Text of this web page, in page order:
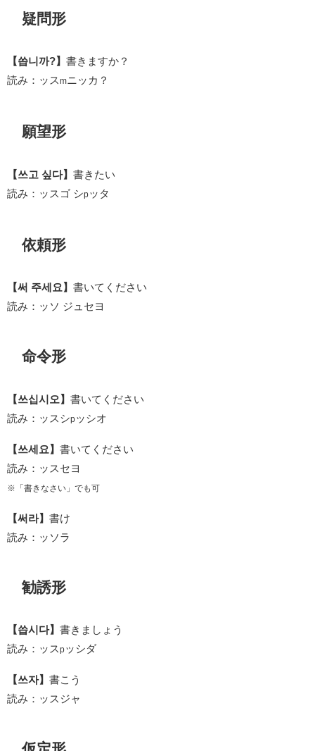
疑問形
【씁니까?】 書きますか？
読み：ッスmニッカ？
願望形
【쓰고 싶다】 書きたい
読み：ッスゴ シpッタ
依頼形
【써 주세요】 書いてください
読み：ッソ ジュセヨ
命令形
【쓰십시오】 書いてください
読み：ッスシpッシオ
【쓰세요】 書いてください
読み：ッスセヨ
※「書きなさい」でも可
【써라】 書け
読み：ッソラ
勧誘形
【씁시다】 書きましょう
読み：ッスpッシダ
【쓰자】 書こう
読み：ッスジャ